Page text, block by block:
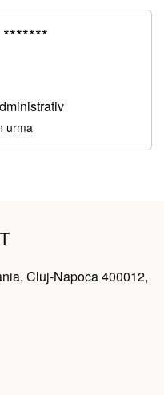
urma
Cluj-Napoca 400012,